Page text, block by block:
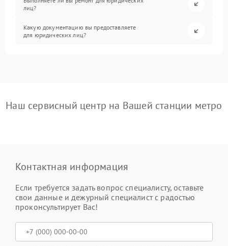
лиц?
Какую документацию вы предоставляете
для юридических лиц?
Наш сервисный центр на Вашей станции метро
Контактная информация
Если требуется задать вопрос специалисту, оставьте
свои данные и дежурный специалист с радостью
проконсультирует Вас!